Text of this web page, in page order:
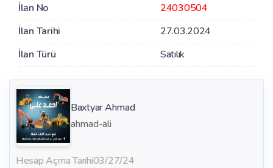
İlan No
24030504
İlan Tarihi
27.03.2024
İlan Türü
Satılık
Baxtyar Ahmad
ahmad-ali
Hesap Açma Tarihi03/27/24